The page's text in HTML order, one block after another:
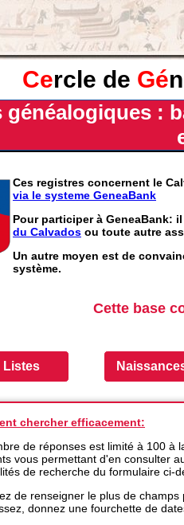
Cercle de Gé
généalogiques :
Ces registres concernent le
via le systeme GeneaBank
Pour participer à GeneaBank:
du Calvados ou toute autre
Un autre moyen est de
système.
Cette base
chercher efficacement:
de réponses est limité à 100 à
vous permettant d'en consulter
de recherche du formulaire ci-
de renseigner le plus de
donnez une fourchette de